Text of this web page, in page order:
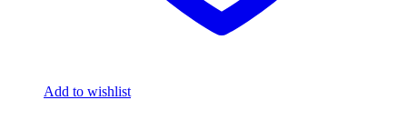
Add to wishlist